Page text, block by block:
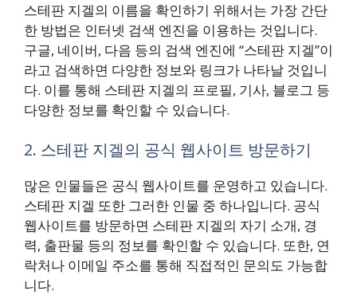
스테판 지겔의 이름을 확인하기 위해서는 가장 간단
한 방법은 인터넷 검색 엔진을 이용하는 것입니다.
구글, 네이버, 다음 등의 검색 엔진에 “스테판 지겔”이
라고 검색하면 다양한 정보와 링크가 나타날 것입니
다. 이를 통해 스테판 지겔의 프로필, 기사, 블로그 등
다양한 정보를 확인할 수 있습니다.
2. 스테판 지겔의 공식 웹사이트 방문하기
많은 인물들은 공식 웹사이트를 운영하고 있습니다.
스테판 지겔 또한 그러한 인물 중 하나입니다. 공식
웹사이트를 방문하면 스테판 지겔의 자기 소개, 경
력, 출판물 등의 정보를 확인할 수 있습니다. 또한, 연
락처나 이메일 주소를 통해 직접적인 문의도 가능합
니다.